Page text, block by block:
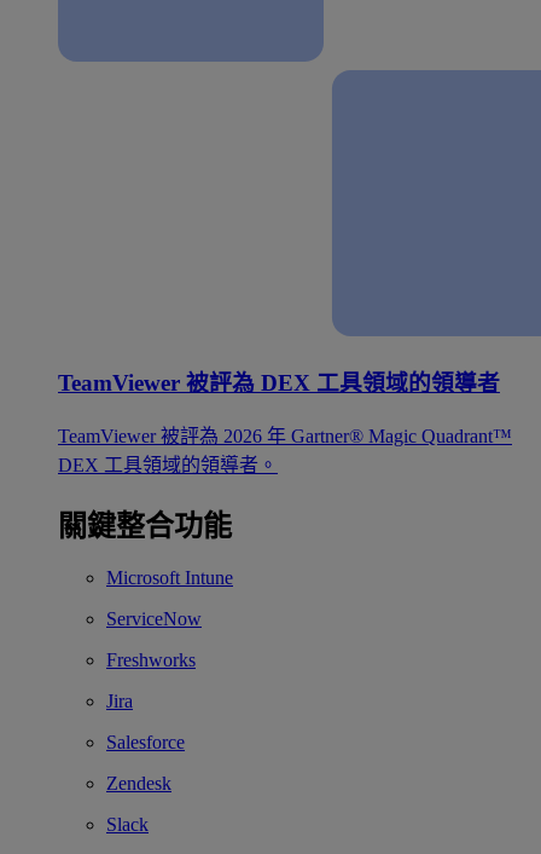
TeamViewer 被評為 DEX 工具領域的領導者
TeamViewer 被評為 2026 年 Gartner® Magic Quadrant™
DEX 工具領域的領導者。
關鍵整合功能
Microsoft Intune
ServiceNow
Freshworks
Jira
Salesforce
Zendesk
Slack